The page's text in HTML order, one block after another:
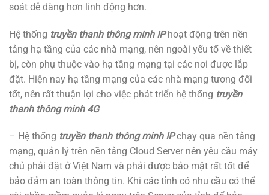
soát dễ dàng hơn linh động hơn.
Hệ thống truyền thanh thông minh IPhoạt động trên nền
tảng hạ tầng của các nhà mạng, nên ngoài yếu tố về thiết
bị, còn phụ thuộc vào hạ tầng mạng tại các nơi được lắp
đặt. Hiện nay hạ tầng mạng của các nhà mạng tương đối
tốt, nên rất thuận lợi cho việc phát triển hệ thống truyền
thanh thông minh 4G
– Hệ thống truyền thanh thông minh IPchạy qua nền tảng
mạng, quản lý trên nền tảng Cloud Server nên yêu cầu máy
chủ phải đặt ở Việt Nam và phải được bảo mật rất tốt để
bảo đảm an toàn thông tin. Khi các tỉnh có nhu cầu có thể